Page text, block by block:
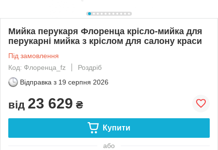
Мийка перукаря Флоренца крісло-мийка для
перукарні мийка з кріслом для салону краси
Під замовлення
Код: Флоренца_fz
Роздріб
Відправка з 19 серпня 2026
від 23 629 ₴
Купити
або